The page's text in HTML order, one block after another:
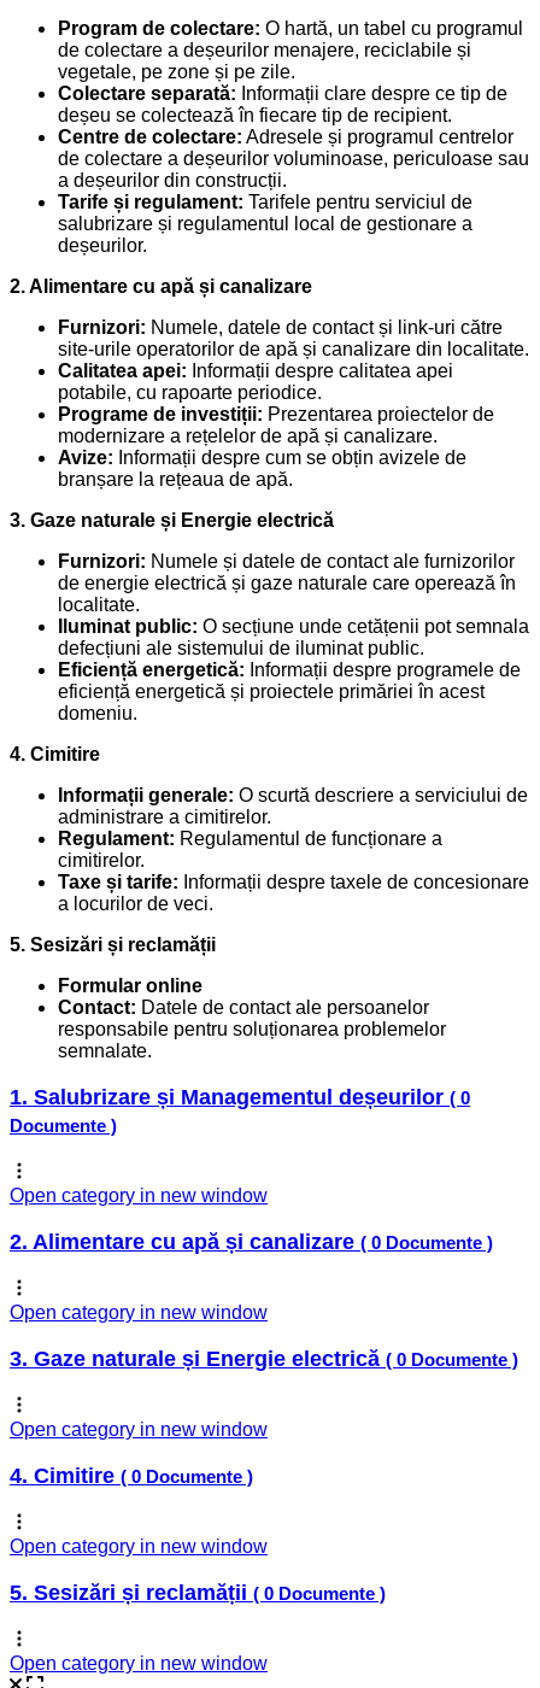
Program de colectare: O hartă, un tabel cu programul
de colectare a deșeurilor menajere, reciclabile și
vegetale, pe zone și pe zile.
Colectare separată: Informații clare despre ce tip de
deșeu se colectează în fiecare tip de recipient.
Centre de colectare: Adresele și programul centrelor
de colectare a deșeurilor voluminoase, periculoase sau
a deșeurilor din construcții.
Tarife și regulament: Tarifele pentru serviciul de
salubrizare și regulamentul local de gestionare a
deșeurilor.
2. Alimentare cu apă și canalizare
Furnizori: Numele, datele de contact și link-uri către
site-urile operatorilor de apă și canalizare din localitate.
Calitatea apei: Informații despre calitatea apei
potabile, cu rapoarte periodice.
Programe de investiții: Prezentarea proiectelor de
modernizare a rețelelor de apă și canalizare.
Avize: Informații despre cum se obțin avizele de
branșare la rețeaua de apă.
3. Gaze naturale și Energie electrică
Furnizori: Numele și datele de contact ale furnizorilor
de energie electrică și gaze naturale care operează în
localitate.
Iluminat public: O secțiune unde cetățenii pot semnala
defecțiuni ale sistemului de iluminat public.
Eficiență energetică: Informații despre programele de
eficiență energetică și proiectele primăriei în acest
domeniu.
4. Cimitire
Informații generale: O scurtă descriere a serviciului de
administrare a cimitirelor.
Regulament: Regulamentul de funcționare a
cimitirelor.
Taxe și tarife: Informații despre taxele de concesionare
a locurilor de veci.
5. Sesizări și reclamății
Formular online
Contact: Datele de contact ale persoanelor
responsabile pentru soluționarea problemelor
semnalate.
1. Salubrizare și Managementul deșeurilor ( 0
Documente )
Open category in new window
2. Alimentare cu apă și canalizare ( 0 Documente )
Open category in new window
3. Gaze naturale și Energie electrică ( 0 Documente )
Open category in new window
4. Cimitire ( 0 Documente )
Open category in new window
5. Sesizări și reclamății ( 0 Documente )
Open category in new window